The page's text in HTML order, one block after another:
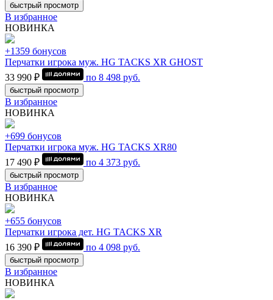
быстрый просмотр
В избранное
НОВИНКА
+1359 бонусов
Перчатки игрока муж. HG TACKS XR GHOST
33 990 ₽
по 8 498 руб.
быстрый просмотр
В избранное
НОВИНКА
+699 бонусов
Перчатки игрока муж. HG TACKS XR80
17 490 ₽
по 4 373 руб.
быстрый просмотр
В избранное
НОВИНКА
+655 бонусов
Перчатки игрока дет. HG TACKS XR
16 390 ₽
по 4 098 руб.
быстрый просмотр
В избранное
НОВИНКА